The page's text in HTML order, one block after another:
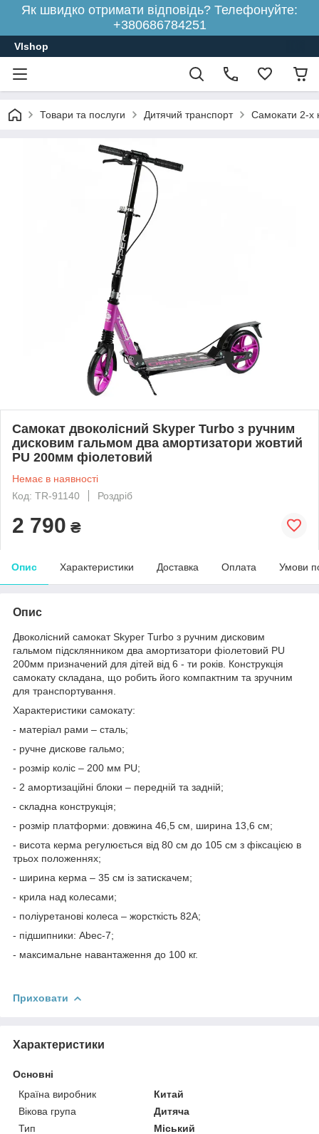
Як швидко отримати відповідь? Телефонуйте:
+380686784251
Vlshop
Товари та послуги Дитячий транспорт Самокати 2-х
Самокат двоколісний Skyper Turbo з ручним
дисковим гальмом два амортизатори жовтий
PU 200мм фіолетовий
Немає в наявності
Код: TR-91140
Роздріб
2 790 ₴
Опис Характеристики Доставка Оплата Умови
Опис
Двоколісний самокат Skyper Turbo з ручним дисковим
гальмом підсклянником два амортизатори фіолетовий PU
200мм призначений для дітей від 6 - ти років. Конструкція
самокату складана, що робить його компактним та зручним
для транспортування.
Характеристики самокату:
- матеріал рами – сталь;
- ручне дискове гальмо;
- розмір коліс – 200 мм PU;
- 2 амортизаційні блоки – передній та задній;
- складна конструкція;
- розмір платформи: довжина 46,5 см, ширина 13,6 см;
- висота керма регулюється від 80 см до 105 см з фіксацією в
трьох положеннях;
- ширина керма – 35 см із затискачем;
- крила над колесами;
- поліуретанові колеса – жорсткість 82А;
- підшипники: Abec-7;
- максимальне навантаження до 100 кг.
Приховати
Характеристики
Основні
Країна виробник
Китай
Вікова група
Дитяча
Тип
Міський